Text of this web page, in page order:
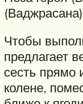
(Ваджрасана)
Чтобы
предлагает
сесть прямо
колене,